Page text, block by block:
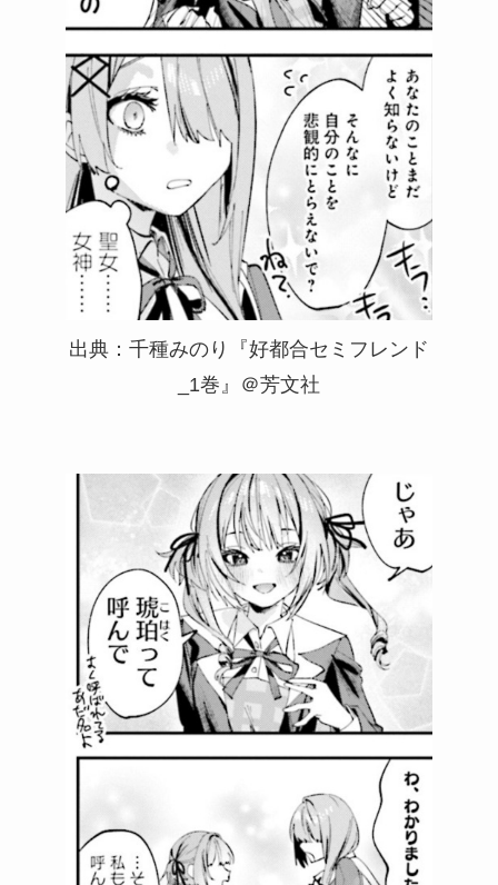
出典：千種みのり『好都合セミフレンド
_1巻』＠芳文社